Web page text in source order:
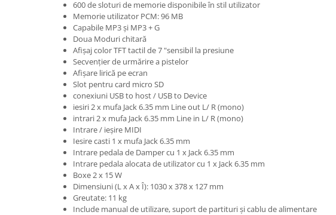
Accesorii pentru lumini
Cabluri de Alimentare
Case-uri de lumini
Comenzi si controllere
Efecte de lumini
Masini de fum si ceata
Moving Head-uri
Par Led si Pinspot
600 de sloturi de memorie disponibile în stil utilizator
Memorie utilizator PCM: 96 MB
Capabile MP3 și MP3 + G
Doua Moduri chitară
Afișaj color TFT tactil de 7 "sensibil la presiune
Secvențier de urmărire a pistelor
Afișare lirică pe ecran
Slot pentru card micro SD
conexiuni USB to host / USB to Device
iesiri 2 x mufa Jack 6.35 mm Line out L/ R (mono)
intrari 2 x mufa Jack 6.35 mm Line in L/ R (mono)
Intrare / ieșire MIDI
Iesire casti 1 x mufa Jack 6.35 mm
Intrare pedala de Damper cu 1 x Jack 6.35 mm
Intrare pedala alocata de utilizator cu 1 x Jack 6.35 mm
Boxe 2 x 15 W
Dimensiuni (L x A x Î): 1030 x 378 x 127 mm
Greutate: 11 kg
Include manual de utilizare, suport de partituri și cablu de alimentare